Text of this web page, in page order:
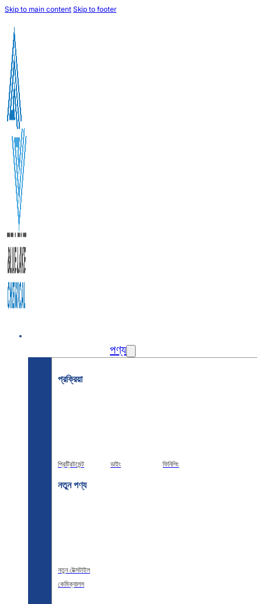
Skip to main content Skip to footer
পণ্য
প্রক্রিয়া
প্রিট্রিটমেন্ট ডাইং ফিনিশিং
নতুন পণ্য
নতুন টেক্সটাইল
কেমিক্যালস